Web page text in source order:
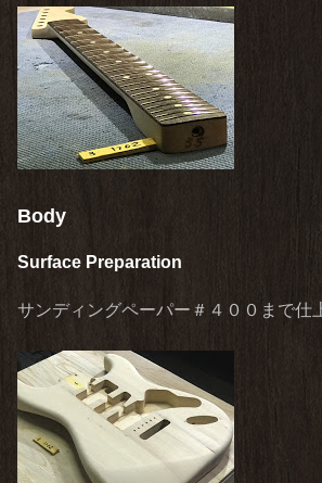
Body
Surface Preparation
サンディングペーパー＃４００まで仕